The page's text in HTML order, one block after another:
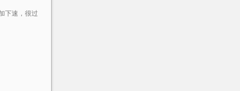
下速，很过